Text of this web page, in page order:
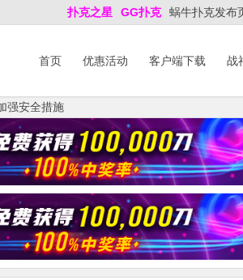
扑克之星 GG扑克 蜗牛扑克发布
首页 优惠活动 客户端下载 战
强安全措施